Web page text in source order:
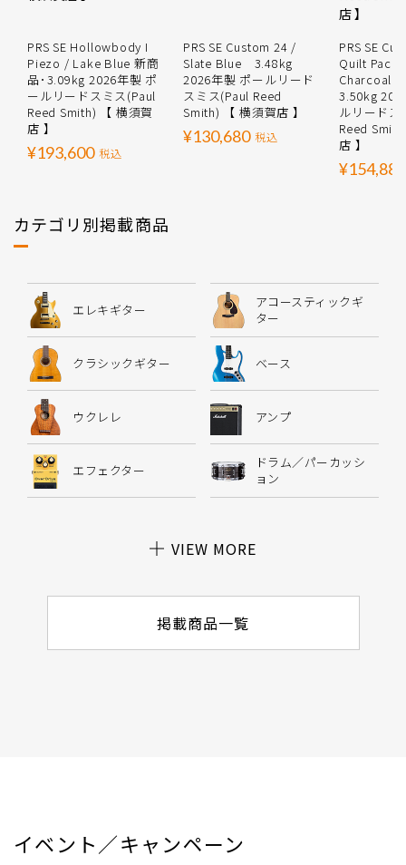
PRS SE Hollowbody I
Piezo / Lake Blue 新商
品･3.09kg 2026年製 ポ
ールリードスミス(Paul
Reed Smith) 【 横須賀
店 】
¥193,600 税込
PRS SE Custom 24 /
Slate Blue 3.48kg
2026年製 ポールリード
スミス(Paul Reed
Smith) 【 横須賀店 】
¥130,680 税込
PRS SE
Quilt
Charcoal
3.50kg
ルリードス
Reed
店 】
¥154,880
カテゴリ別掲載商品
エレキギター
アコースティックギ
ター
クラシックギター ベース
ウクレレ アンプ
エフェクター
ドラム／パーカッシ
ョン
VIEW MORE
掲載商品一覧
イベント／キャンペーン